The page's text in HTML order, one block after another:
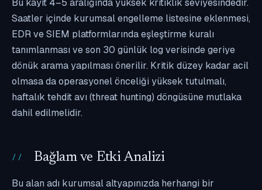
Saatler içinde kurumsal engelleme listesine eklenmesi,
EDR ve SIEM platformlarında eşleştirme kuralı
tanımlanması ve son 30 günlük log verisinde geriye
dönük arama yapılması önerilir. Kritik düzey kadar acil
olmasa da operasyonel önceliği yüksek tutulmalı,
haftalık tehdit avı (threat hunting) döngüsüne mutlaka
dahil edilmelidir.
Bağlam ve Etki Analizi
Bu alan adı kurumsal altyapınızda herhangi bir